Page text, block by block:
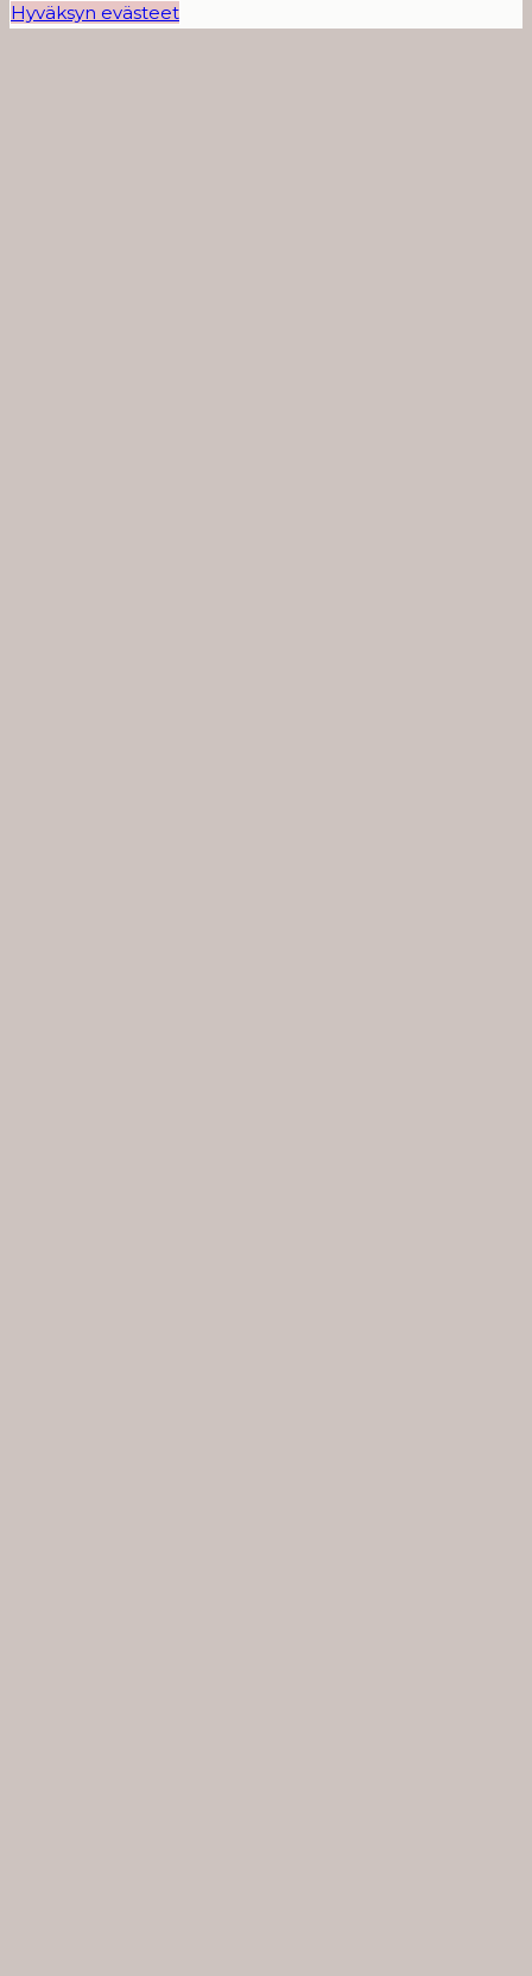
Hyväksyn evästeet